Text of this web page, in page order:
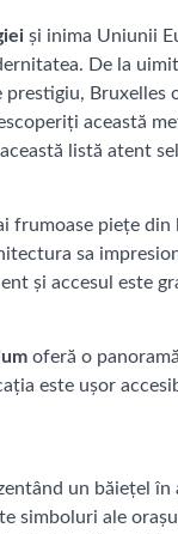
și inima Uniunii
De la
Bruxelles
această
listă atent
frumoase piețe din
sa
și accesul este
oferă o
este ușor
un băiețel
simboluri ale